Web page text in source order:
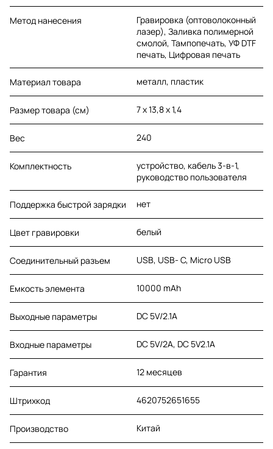
Метод нанесения
Гравировка (оптоволоконный
лазер), Заливка полимерной
смолой, Тампопечать, УФ DTF
печать, Цифровая печать
Материал товара металл, пластик
Размер товара (см) 7 х 13,8 х 1,4
Вес 240
Комплектность
устройство, кабель 3-в-1,
руководство пользователя
Поддержка быстрой зарядки нет
Цвет гравировки белый
Соединительный разъем USB, USB- C, Micro USB
Емкость элемента 10000 mAh
Выходные параметры DC 5V/2.1A
Входные параметры DC 5V/2A, DC 5V2.1A
Гарантия 12 месяцев
Штрихкод 4620752651655
Производство Китай